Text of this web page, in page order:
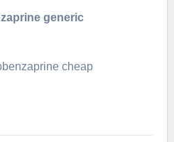
generic
cheap